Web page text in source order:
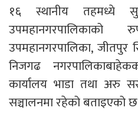
१६ स्थानीय तहमध्ये
उपमहानगरपालिका, जीतपुर
निजगढ
कार्यालय भाडा तथा अरु
सञ्चालनमा रहेको बताइएको